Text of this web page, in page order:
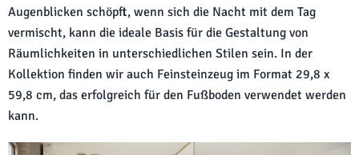
Augenblicken schöpft, wenn sich die Nacht mit dem Tag
vermischt, kann die ideale Basis für die Gestaltung von
Räumlichkeiten in unterschiedlichen Stilen sein. In der
Kollektion finden wir auch Feinsteinzeug im Format 29,8 x
59,8 cm, das erfolgreich für den Fußboden verwendet werden
kann.